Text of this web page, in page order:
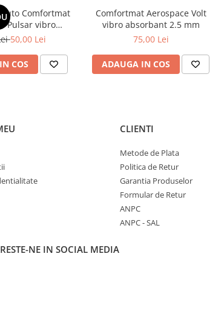
Comfortmat
Pulsar vibro
5 mm
50,00 Lei
COS
Comfortmat Aerospace Volt
vibro absorbant 2.5 mm
75,00 Lei
ADAUGA IN COS
CLIENTI
Metode de Plata
Politica de Retur
Garantia Produselor
Formular de Retur
ANPC
ANPC - SAL
NE IN SOCIAL MEDIA